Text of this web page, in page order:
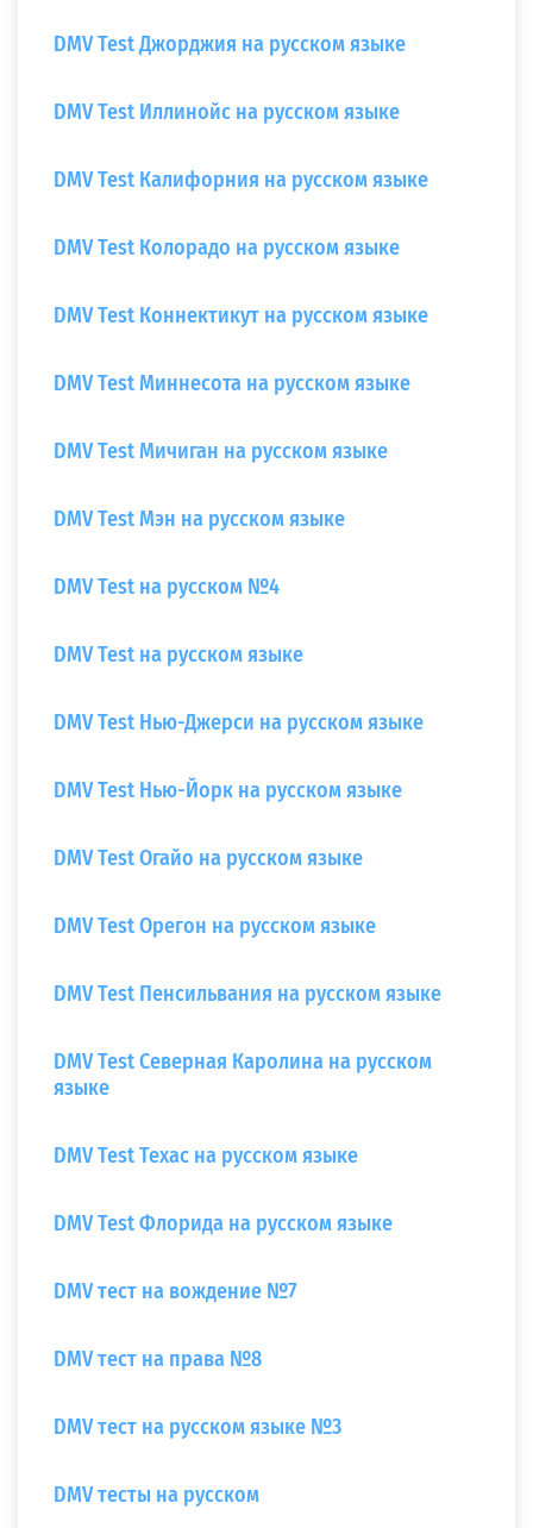
DMV Test Джорджия на русском языке
DMV Test Иллинойс на русском языке
DMV Test Калифорния на русском языке
DMV Test Колорадо на русском языке
DMV Test Коннектикут на русском языке
DMV Test Миннесота на русском языке
DMV Test Мичиган на русском языке
DMV Test Мэн на русском языке
DMV Test на русском №4
DMV Test на русском языке
DMV Test Нью-Джерси на русском языке
DMV Test Нью-Йорк на русском языке
DMV Test Огайо на русском языке
DMV Test Орегон на русском языке
DMV Test Пенсильвания на русском языке
DMV Test Северная Каролина на русском
языке
DMV Test Техас на русском языке
DMV Test Флорида на русском языке
DMV тест на вождение №7
DMV тест на права №8
DMV тест на русском языке №3
DMV тесты на русском